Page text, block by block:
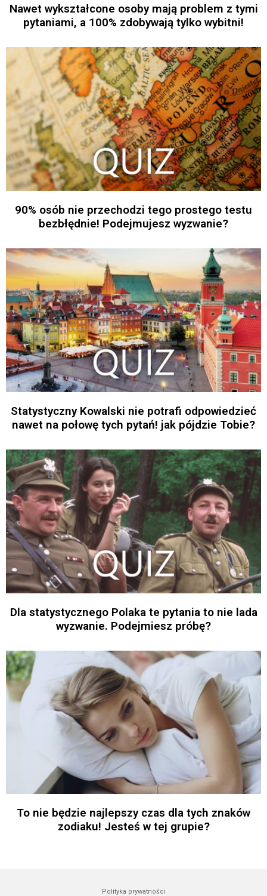
Nawet wykształcone osoby mają problem z tymi
pytaniami, a 100% zdobywają tylko wybitni!
90% osób nie przechodzi tego prostego testu
bezbłędnie! Podejmujesz wyzwanie?
Statystyczny Kowalski nie potrafi odpowiedzieć
nawet na połowę tych pytań! jak pójdzie Tobie?
Dla statystycznego Polaka te pytania to nie lada
wyzwanie. Podejmiesz próbę?
To nie będzie najlepszy czas dla tych znaków
zodiaku! Jesteś w tej grupie?
Polityka prywatności